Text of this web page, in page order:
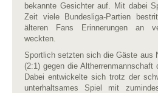
bekannte Gesichter auf. Mit dabei
Zeit viele Bundesliga-Partien
älteren Fans Erinnerungen an
weckten.
Sportlich setzten sich die Gäste aus
(2:1) gegen die Altherrenmannschaft
Dabei entwickelte sich trotz der
unterhaltsames Spiel mit